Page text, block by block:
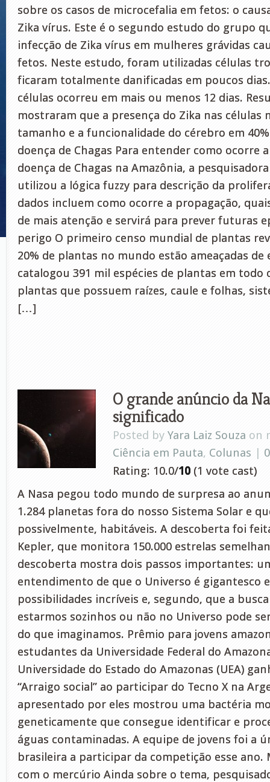
sobre os casos de microcefalia em fetos: o
Zika vírus. Este é o segundo estudo do grupo
infecção de Zika vírus em mulheres grávidas
fetos. Neste estudo, foram utilizadas células
ficaram totalmente danificadas em poucos
células ocorreu em mais ou menos 12 dias.
mostraram que a presença do Zika nas células
tamanho e a funcionalidade do cérebro em
doença de Chagas Para entender como ocorre
doença de Chagas na Amazônia, a
utilizou a lógica fuzzy para descrição da
dados incluem como ocorre a propagação,
de mais atenção e servirá para prever futuras
perigo O primeiro censo mundial de plantas
20% de plantas no mundo estão ameaçadas de
catalogou 391 mil espécies de plantas em
plantas que possuem raízes, caule e folhas,
[…]
O grande anúncio da
significado
Posted by Yara Laiz Souza on
Ciência em Pauta, Colunas |
Rating: 10.0/10 (1 vote cast)
A Nasa pegou todo mundo de surpresa ao
1.284 planetas fora do nosso Sistema Solar e
possivelmente, habitáveis. A descoberta foi
Kepler, que monitora 150.000 estrelas
descoberta mostra dois passos importantes:
entendimento de que o Universo é gigantesco
possibilidades incríveis e, segundo, que a
estarmos sozinhos ou não no Universo pode
do que imaginamos. Prêmio para jovens
estudantes da Universidade Federal do
Universidade do Estado do Amazonas (UEA)
“Arraigo social” ao participar do Tecno X na
apresentado por eles mostrou uma bactéria
geneticamente que consegue identificar e
águas contaminadas. A equipe de jovens foi a
brasileira a participar da competição esse ano.
com o mercúrio Ainda sobre o tema,